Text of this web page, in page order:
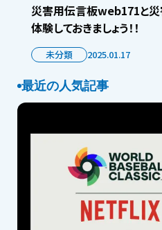
災害用伝言板web171と
体験しておきましょう！！
未分類 2025.01.17
最近の人気記事